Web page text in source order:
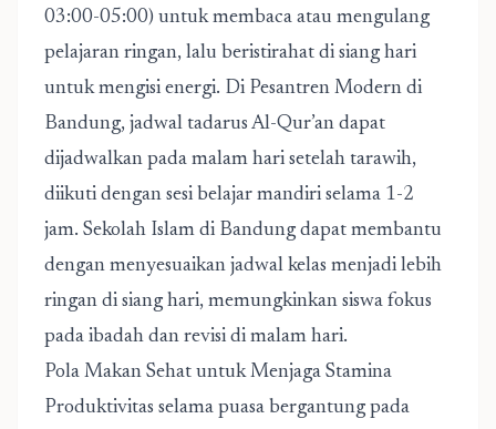
03:00-05:00) untuk membaca atau mengulang
pelajaran ringan, lalu beristirahat di siang hari
untuk mengisi energi. Di Pesantren Modern di
Bandung, jadwal tadarus Al-Qur’an dapat
dijadwalkan pada malam hari setelah tarawih,
diikuti dengan sesi belajar mandiri selama 1-2
jam. Sekolah Islam di Bandung dapat membantu
dengan menyesuaikan jadwal kelas menjadi lebih
ringan di siang hari, memungkinkan siswa fokus
pada ibadah dan revisi di malam hari.
Pola Makan Sehat untuk Menjaga Stamina
Produktivitas selama puasa bergantung pada